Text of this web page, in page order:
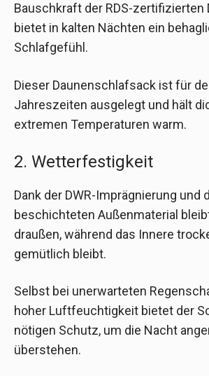
Bauschkraft der RDS-zertifizierten
bietet in kalten Nächten ein
Schlafgefühl.
Dieser Daunenschlafsack ist für
Jahreszeiten ausgelegt und hält
extremen Temperaturen warm.
2. Wetterfestigkeit
Dank der DWR-Imprägnierung und
beschichteten Außenmaterial
draußen, während das Innere
gemütlich bleibt.
Selbst bei unerwarteten
hoher Luftfeuchtigkeit bietet der
nötigen Schutz, um die Nacht
überstehen.